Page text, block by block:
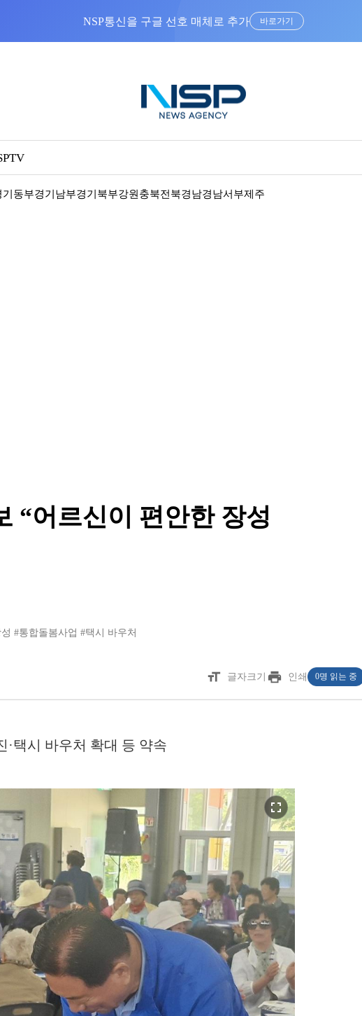
NSP통신을 구글 선호 매체로 추가 바로가기
기동부경기남부경기북부강원 충북전북경남경남서부제주
“어르신이 편안한 장성
#통합돌봄사업 #택시 바우처
format_size 글자크기 print 인쇄 0명 읽는 중
·택시 바우처 확대 등 약속
fullscreen